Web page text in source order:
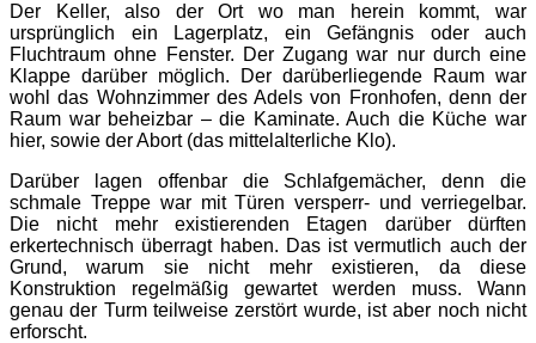
Der Keller, also der Ort wo man herein kommt, war
ursprünglich ein Lagerplatz, ein Gefängnis oder auch
Fluchtraum ohne Fenster. Der Zugang war nur durch eine
Klappe darüber möglich. Der darüberliegende Raum war
wohl das Wohnzimmer des Adels von Fronhofen, denn der
Raum war beheizbar – die Kaminate. Auch die Küche war
hier, sowie der Abort (das mittelalterliche Klo).
Darüber lagen offenbar die Schlafgemächer, denn die
schmale Treppe war mit Türen versperr- und verriegelbar.
Die nicht mehr existierenden Etagen darüber dürften
erkertechnisch überragt haben. Das ist vermutlich auch der
Grund, warum sie nicht mehr existieren, da diese
Konstruktion regelmäßig gewartet werden muss. Wann
genau der Turm teilweise zerstört wurde, ist aber noch nicht
erforscht.